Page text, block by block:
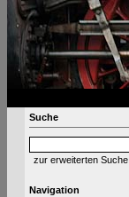
Suche
zur erweiterten Suche
Navigation